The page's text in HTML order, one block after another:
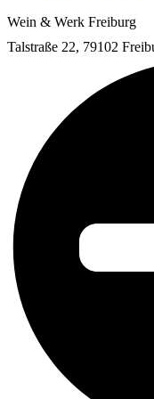
Wein & Werk Freiburg
Talstraße 22, 79102